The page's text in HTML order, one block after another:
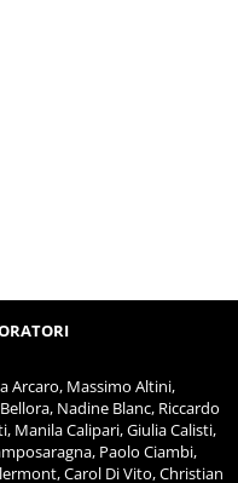
Arcaro, Massimo Altini,
Nadine Blanc, Riccardo
Manila Calipari, Giulia Calisti,
Paolo Ciambi,
Carol Di Vito, Christian